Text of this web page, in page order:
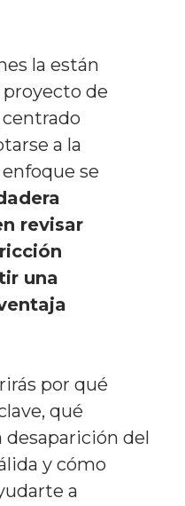
la están
de
a la
se
revisar
una
por qué
qué
del
y cómo
a